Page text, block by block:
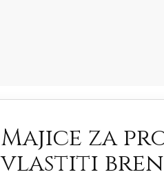
Majice za
vlastiti